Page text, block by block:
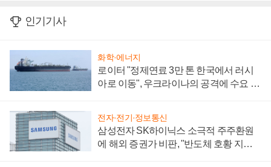
인기기사
화학·에너지
로이터 "정제연료 3만 톤 한국에서 러시
아로 이동", 우크라이나의 공격에 수요 늘
전자·전기·정보통신
삼성전자 SK하이닉스 소극적 주주환원
에 해외 증권가 비판, "반도체 호황 지속